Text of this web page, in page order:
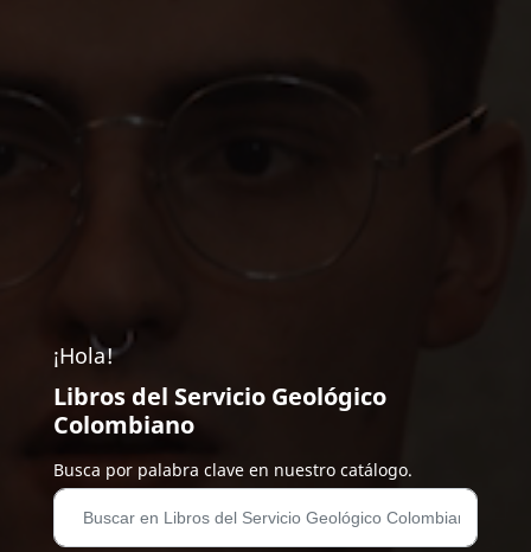
¡Hola!
Libros del Servicio Geológico
Colombiano
Busca por palabra clave en nuestro catálogo.